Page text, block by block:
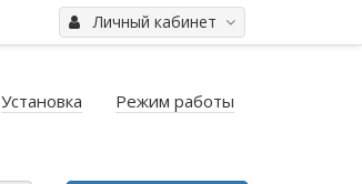
Личный кабинет
Установка Режим работы